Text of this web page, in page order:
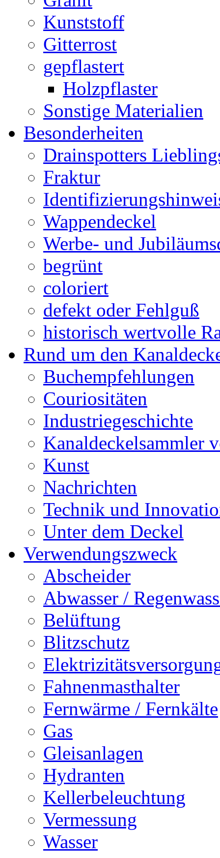
Kunststoff
Gitterrost
gepflastert
Holzpflaster
Sonstige Materialien
Besonderheiten
Drainspotters
Fraktur
Wappendeckel
Werbe- und
begrünt
coloriert
defekt oder Fehlguß
historisch wertvolle
Rund um den
Buchempfehlungen
Couriositäten
Industriegeschichte
Kanaldeckelsammler
Kunst
Nachrichten
Technik und
Unter dem Deckel
Verwendungszweck
Abscheider
Abwasser /
Belüftung
Blitzschutz
Fahnenmasthalter
Fernwärme / Fernkälte
Gas
Gleisanlagen
Hydranten
Kellerbeleuchtung
Vermessung
Wasser